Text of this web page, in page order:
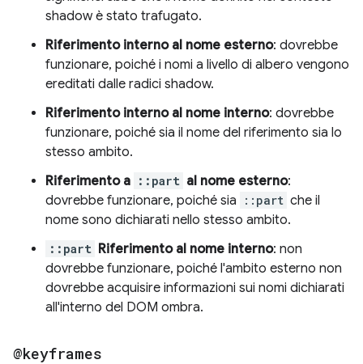
shadow è stato trafugato.
Riferimento interno al nome esterno: dovrebbe
funzionare, poiché i nomi a livello di albero vengono
ereditati dalle radici shadow.
Riferimento interno al nome interno: dovrebbe
funzionare, poiché sia il nome del riferimento sia lo
stesso ambito.
Riferimento a ::part al nome esterno:
dovrebbe funzionare, poiché sia
::part che il
nome sono dichiarati nello stesso ambito.
::part Riferimento al nome interno: non
dovrebbe funzionare, poiché l'ambito esterno non
dovrebbe acquisire informazioni sui nomi dichiarati
all'interno del DOM ombra.
@keyframes